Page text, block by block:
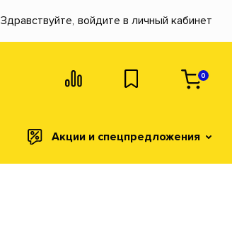
Здравствуйте, войдите в личный кабинет
0
Акции и спецпредложения